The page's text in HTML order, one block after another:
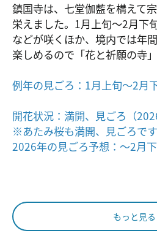
鎮国寺は、七堂伽藍を構えて
栄えました。1月上旬～2月下
などが咲くほか、境内では年
楽しめるので「花と祈願の寺
例年の見ごろ：1月上旬～2月
開花状況：満開、見ごろ（
※あたみ桜も満開、見ごろです
2026年の見ごろ予想：～2月
もっと見る